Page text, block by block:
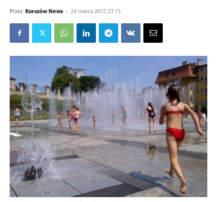
Przez Rzeszów News - 24 marca 2017 23:15